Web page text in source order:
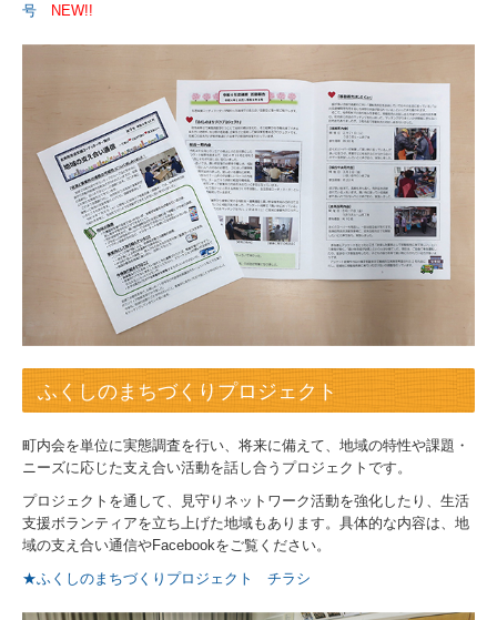
号
NEW!!
ふくしのまちづくりプロジェクト
町内会を単位に実態調査を行い、将来に備えて、地域の特性や課題・
ニーズに応じた支え合い活動を話し合うプロジェクトです。
プロジェクトを通して、見守りネットワーク活動を強化したり、生活
支援ボランティアを立ち上げた地域もあります。具体的な内容は、地
域の支え合い通信やFacebookをご覧ください。
★ふくしのまちづくりプロジェクト チラシ